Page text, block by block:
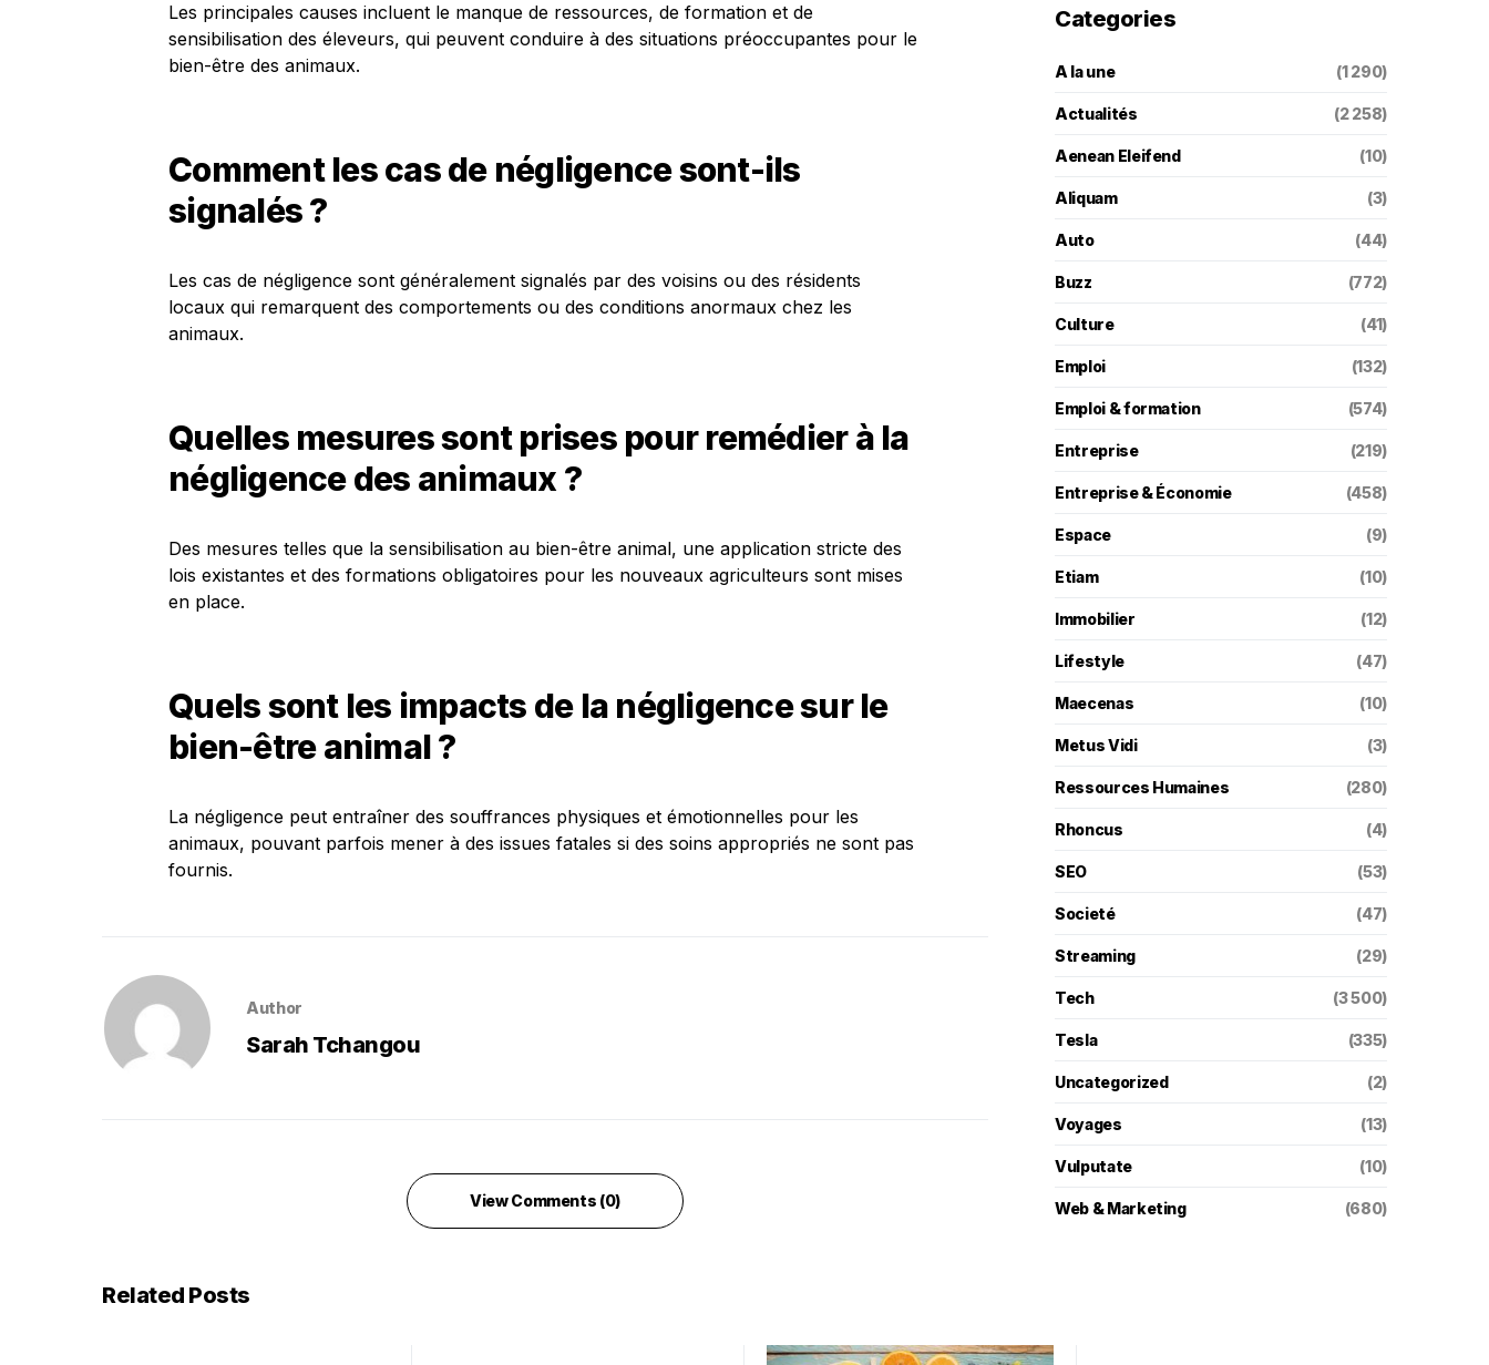
Les principales causes incluent le manque de ressources, de formation et de
sensibilisation des éleveurs, qui peuvent conduire à des situations préoccupantes pour le
bien-être des animaux.
Comment les cas de négligence sont-ils
signalés ?
Les cas de négligence sont généralement signalés par des voisins ou des résidents
locaux qui remarquent des comportements ou des conditions anormaux chez les
animaux.
Quelles mesures sont prises pour remédier à la
négligence des animaux ?
Des mesures telles que la sensibilisation au bien-être animal, une application stricte des
lois existantes et des formations obligatoires pour les nouveaux agriculteurs sont mises
en place.
Quels sont les impacts de la négligence sur le
bien-être animal ?
La négligence peut entraîner des souffrances physiques et émotionnelles pour les
animaux, pouvant parfois mener à des issues fatales si des soins appropriés ne sont pas
fournis.
Author
Sarah Tchangou
View Comments (0)
Categories
A la une (1 290)
Actualités (2 258)
Aenean Eleifend (10)
Aliquam (3)
Auto (44)
Buzz (772)
Culture (41)
Emploi (132)
Emploi & formation (574)
Entreprise (219)
Entreprise & Économie (458)
Espace (9)
Etiam (10)
Immobilier (12)
Lifestyle (47)
Maecenas (10)
Metus Vidi (3)
Ressources Humaines (280)
Rhoncus (4)
SEO (53)
Societé (47)
Streaming (29)
Tech (3 500)
Tesla (335)
Uncategorized (2)
Voyages (13)
Vulputate (10)
Web & Marketing (680)
Related Posts